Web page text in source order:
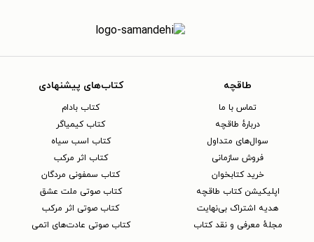
طاقچه
تماس با ما
دربارهٔ طاقچه
سوال‌های متداول
فروش سازمانی
خرید کتابخوان
اپلیکیشن کتاب طاقچه
هدیه اشتراک بی‌نهایت
مجلهٔ معرفی و نقد کتاب
کتاب‌های پیشنهادی
کتاب بادام
کتاب کیمیاگر
کتاب اسب سیاه
کتاب اثر مرکب
کتاب سمفونی مردگان
کتاب صوتی ملت عشق
کتاب صوتی اثر مرکب
کتاب صوتی عادت‌های اتمی